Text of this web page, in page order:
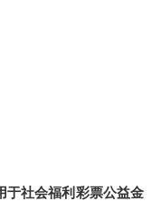
于社会福利彩票公益金